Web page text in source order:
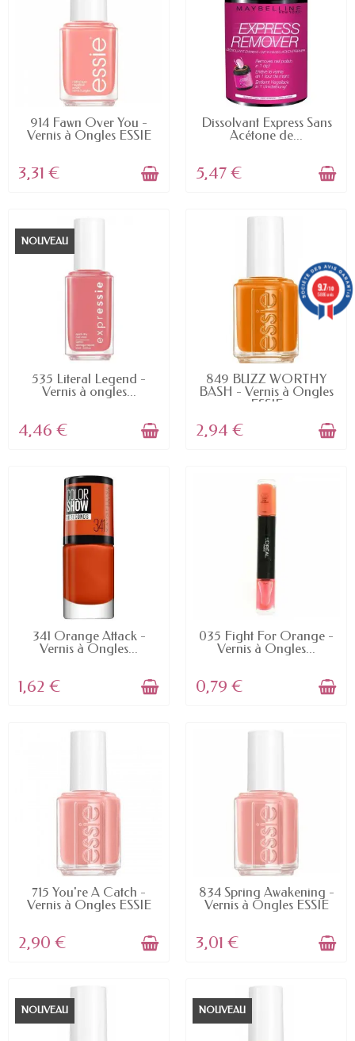
EN STOCK
914 Fawn Over You -
Vernis à Ongles ESSIE
3,31 €
EN STOCK
Dissolvant Express Sans
Acétone de...
5,47 €
NOUVEAU
EN STOCK
535 Literal Legend -
Vernis à ongles...
4,46 €
EN STOCK
849 BUZZ WORTHY
BASH - Vernis à Ongles
ESSIE
2,94 €
EN STOCK
341 Orange Attack -
Vernis à Ongles...
1,62 €
EN STOCK
035 Fight For Orange -
Vernis à Ongles...
0,79 €
EN STOCK
715 You're A Catch -
Vernis à Ongles ESSIE
2,90 €
EN STOCK
834 Spring Awakening -
Vernis à Ongles ESSIE
3,01 €
NOUVEAU NOUVEAU
9.7/10
5886 avis